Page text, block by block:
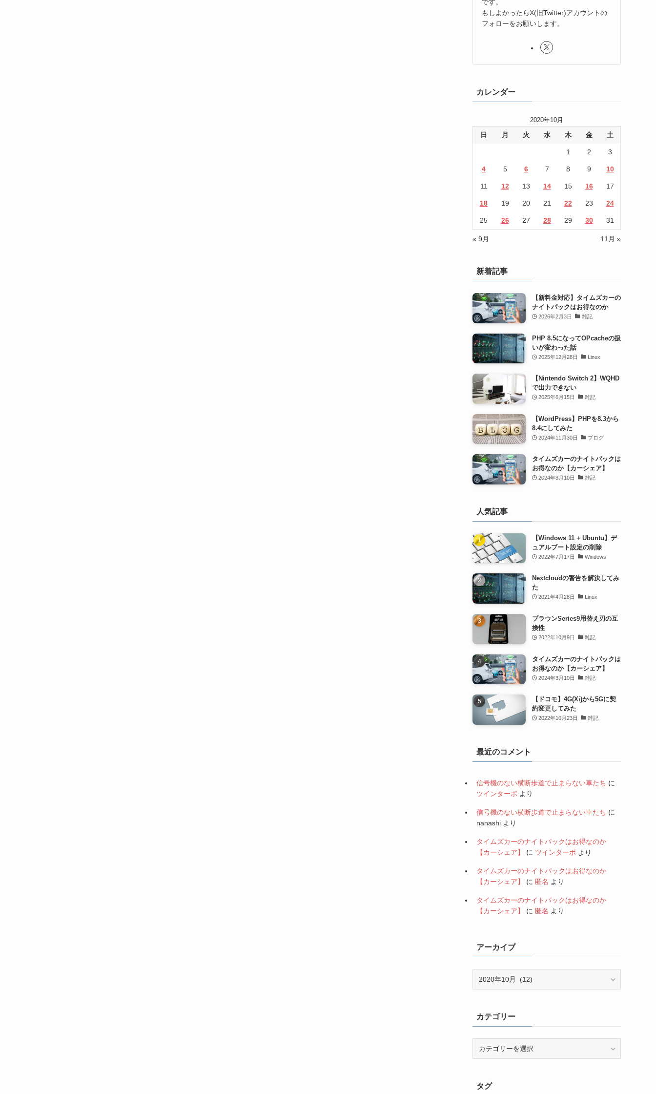
です。
もしよかったらX(旧Twitter)アカウントの
フォローをお願いします。
カレンダー
2020年10月
日 月 火 水 木 金 土
1 2 3
4 5 6 7 8 9 10
11 12 13 14 15 16 17
18 19 20 21 22 23 24
25 26 27 28 29 30 31
« 9月 11月 »
新着記事
【新料金対応】タイムズカーの
ナイトパックはお得なのか
2026年2月3日 雑記
PHP 8.5になってOPcacheの扱
いが変わった話
2025年12月28日 Linux
【Nintendo Switch 2】WQHD
で出力できない
2025年6月15日 雑記
【WordPress】PHPを8.3から
8.4にしてみた
2024年11月30日 ブログ
タイムズカーのナイトパックは
お得なのか【カーシェア】
2024年3月10日 雑記
人気記事
【Windows 11 + Ubuntu】デ
ュアルブート設定の削除
2022年7月17日 Windows
Nextcloudの警告を解決してみ
た
2021年4月28日 Linux
ブラウンSeries9用替え刃の互
換性
2022年10月9日 雑記
タイムズカーのナイトパックは
お得なのか【カーシェア】
2024年3月10日 雑記
【ドコモ】4G(Xi)から5Gに契
約変更してみた
2022年10月23日 雑記
最近のコメント
信号機のない横断歩道で止まらない車たち に
ツインターボ より
信号機のない横断歩道で止まらない車たち に
nanashi より
タイムズカーのナイトパックはお得なのか
【カーシェア】
に ツインターボ より
タイムズカーのナイトパックはお得なのか
【カーシェア】
に 匿名 より
タイムズカーのナイトパックはお得なのか
【カーシェア】
に 匿名 より
アーカイブ
ブカテゴリー
ータグ